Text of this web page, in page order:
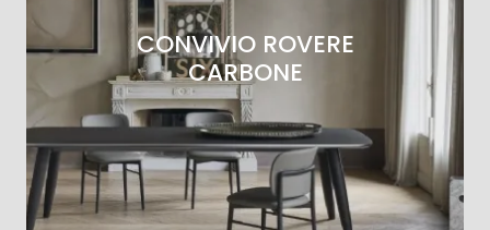
CONVIVIO ROVERE
CARBONE